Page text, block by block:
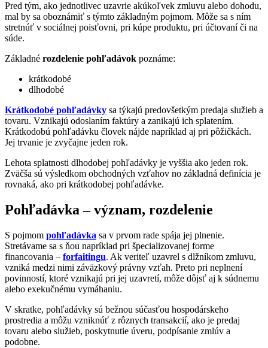
Pred tým, ako jednotlivec uzavrie akúkoľvek zmluvu alebo dohodu,
mal by sa oboznámiť s týmto základným pojmom. Môže sa s ním
stretnúť v sociálnej poisťovni, pri kúpe produktu, pri účtovaní či na
súde.
Základné rozdelenie pohľadávok poznáme:
krátkodobé
dlhodobé
Krátkodobé pohľadávky sa týkajú predovšetkým predaja služieb a
tovaru. Vznikajú odoslaním faktúry a zanikajú ich splatením.
Krátkodobú pohľadávku človek nájde napríklad aj pri pôžičkách.
Jej trvanie je zvyčajne jeden rok.
Lehota splatnosti dlhodobej pohľadávky je vyššia ako jeden rok.
Zväčša sú výsledkom obchodných vzťahov no základná definícia je
rovnaká, ako pri krátkodobej pohľadávke.
Pohľadávka – význam, rozdelenie
S pojmom pohľadávka sa v prvom rade spája jej plnenie.
Stretávame sa s ňou napríklad pri špecializovanej forme
financovania – forfaitingu. Ak veriteľ uzavrel s dlžníkom zmluvu,
vzniká medzi nimi záväzkový právny vzťah. Preto pri neplnení
povinností, ktoré vznikajú pri jej uzavretí, môže dôjsť aj k súdnemu
alebo exekučnému vymáhaniu.
V skratke, pohľadávky sú bežnou súčasťou hospodárskeho
prostredia a môžu vzniknúť z rôznych transakcií, ako je predaj
tovaru alebo služieb, poskytnutie úveru, podpísanie zmlúv a
podobne.